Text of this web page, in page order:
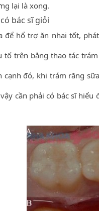
lại là xong.
bác sĩ giỏi
để hổ trợ ăn nhai tốt,
tố trên bằng thao tác
cạnh đó, khi trám răng
cần phải có bác sĩ